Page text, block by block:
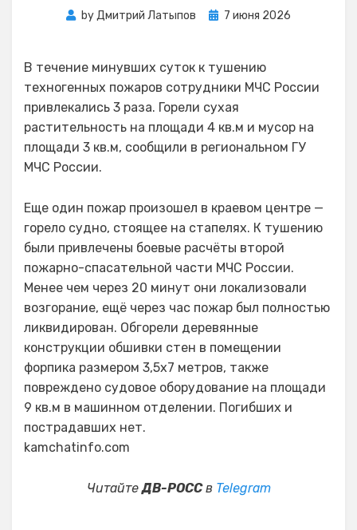
byДмитрий Латыпов
Posted
7 июня 2026
В течение минувших суток к тушению
техногенных пожаров сотрудники МЧС России
привлекались 3 раза. Горели сухая
растительность на площади 4 кв.м и мусор на
площади 3 кв.м, сообщили в региональном ГУ
МЧС России.
Еще один пожар произошел в краевом центре —
горело судно, стоящее на стапелях. К тушению
были привлечены боевые расчёты второй
пожарно-спасательной части МЧС России.
Менее чем через 20 минут они локализовали
возгорание, ещё через час пожар был полностью
ликвидирован. Обгорели деревянные
конструкции обшивки стен в помещении
форпика размером 3,5х7 метров, также
повреждено судовое оборудование на площади
9 кв.м в машинном отделении. Погибших и
пострадавших нет.
kamchatinfo.com
ЧитайтеДВ-РОССв Telegram